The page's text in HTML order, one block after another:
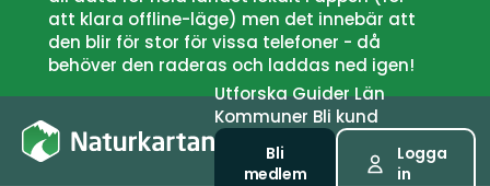
att klara offline-läge) men det innebär att
den blir för stor för vissa telefoner - då
behöver den raderas och laddas ned igen!
UtforskaGuiderLän
Kommuner Bli kund
Bli
medlem
Logga
in